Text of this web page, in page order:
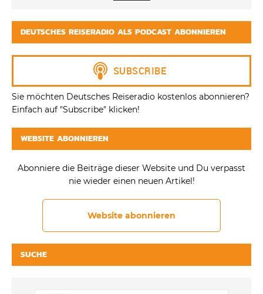
DEUTSCHES REISERADIO ALS PODCAST ABONNIEREN
Sie möchten Deutsches Reiseradio kostenlos abonnieren?
Einfach auf "Subscribe" klicken!
WEBSITE ABONNIEREN
Abonniere die Beiträge dieser Website und Du verpasst
nie wieder einen neuen Artikel!
Website abonnieren
SUCHE